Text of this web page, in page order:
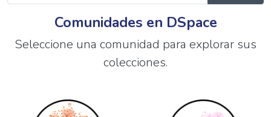
Comunidades en DSpace
Seleccione una comunidad para explorar sus
colecciones.